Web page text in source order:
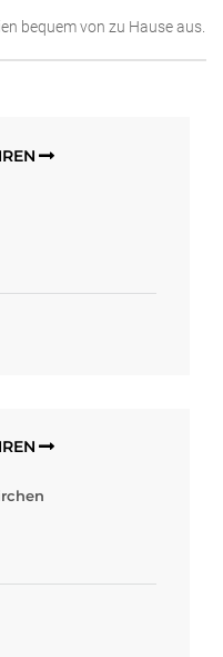
bequem von zu Hause aus.